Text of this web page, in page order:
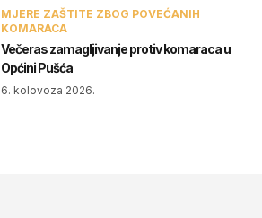
MJERE ZAŠTITE ZBOG POVEĆANIH
KOMARACA
Večeras zamagljivanje protiv komaraca u
Općini Pušća
6. kolovoza 2026.